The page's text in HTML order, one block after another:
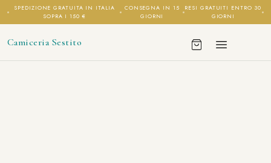
SPEDIZIONE GRATUITA IN ITALIA
SOPRA I 150 €
CONSEGNA IN 15
GIORNI
RESI GRATUITI ENTRO 30
GIORNI
Camiceria Sestito